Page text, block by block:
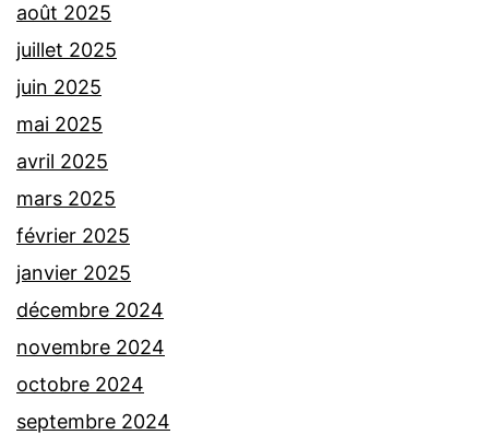
août 2025
juillet 2025
juin 2025
mai 2025
avril 2025
mars 2025
février 2025
janvier 2025
décembre 2024
novembre 2024
octobre 2024
septembre 2024